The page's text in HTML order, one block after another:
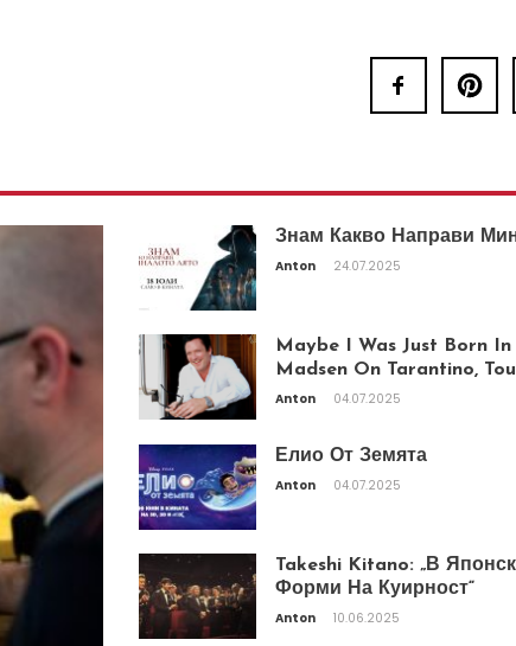
Знам Какво Направи
Anton 24.07.2025
Maybe I Was Just Born In
Madsen On Tarantino,
Anton 04.07.2025
Елио От Земята
Anton 04.07.2025
Takeshi Kitano: „В
Форми На Куирност“
Anton 10.06.2025